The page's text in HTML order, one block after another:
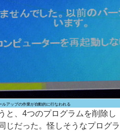
アップの作業が自動的に行なわれる
、4つのプログラムを削除し
じだった。怪しそうなプログラ